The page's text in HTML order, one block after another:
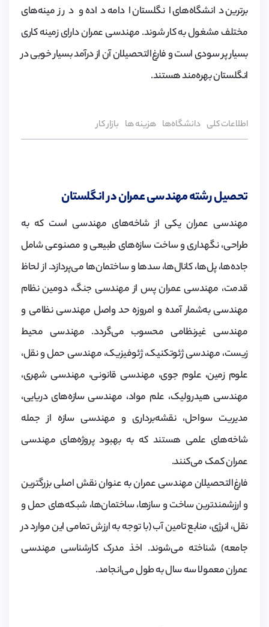
برترین دانشگاه‌های انگلستان ادامه داده و در زمینه‌های
مختلف مشغول به کار شوند. مهندسی عمران دارای زمینه کاری
بسیار پر سودی است و فارغ‌التحصیلان آن از درآمد بسیار خوبی در
انگلستان بهره‌مند هستند.
اطلاعات کلی دانشگاه‌ها هزینه ‌ها بازار کار
تحصیل رشته مهندسی عمران در انگلستان
مهندسی عمران یکی از شاخه‌های مهندسی است که به
طراحی، نگهداری و ساخت سازه‌های طبیعی و مصنوعی شامل
جاده‌ها، پل‌ها، کانال‌ها، سدها و ساختمان‌ها می‌پردازد. از لحاظ
قدمت، مهندسی عمران پس از مهندسی جنگ، دومین نظام
مهندسی به‌شمار آمده و امروزه حد واصل مهندسی نظامی ‌و
مهندسی غیرنظامی ‌محسوب می‌گردد. مهندسی محیط
زیست، مهندسی ژئوتکنیک، ژئوفیزیک، مهندسی حمل و نقل،
علوم زمین، علوم جوی، مهندسی قانونی، مهندسی شهری،
مهندسی هیدرولیک، علم مواد، مهندسی سازه‌های دریایی،
مدیریت سواحل، نقشه‌برداری و مهندسی سازه از جمله
شاخه‌های علمی‌ هستند که به بهبود پروژه‌های مهندسی
عمران کمک می‌کنند.
فارغ‌التحصیلان مهندسی عمران به عنوان نقش اصلی بزرگترین
و ارزشمندترین ساخت و سازها، ساختمان‌ها، شبکه‌های حمل و
نقل، انرژی، منابع تامین آب (با توجه به ارزش تمامی ‌این موارد در
جامعه) شناخته می‌شوند. اخذ مدرک کارشناسی مهندسی
عمران معمولا سه سال به طول می‌انجامد.